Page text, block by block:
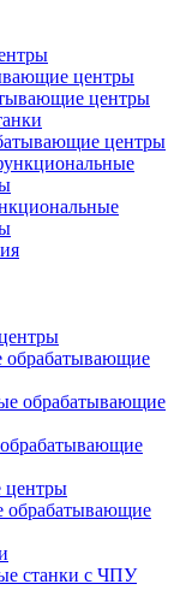
центры
центры
центры
обрабатывающие
обрабатывающие
центры
обрабатывающие
станки с ЧПУ